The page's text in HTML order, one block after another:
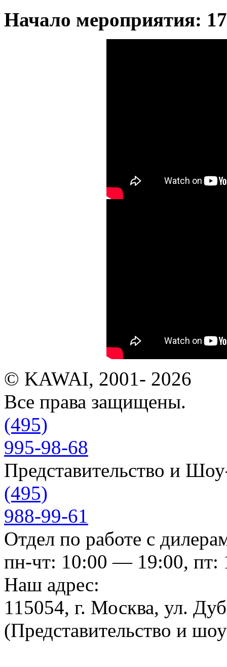
Начало мероприятия:
© KAWAI, 2001- 2026
Все права защищены.
(495)
995-98-68
Представительство и
(495)
988-99-61
Отдел по работе с
пн-чт: 10:00 — 19:00, пт:
Наш адрес:
115054, г. Москва, ул.
(Представительство и